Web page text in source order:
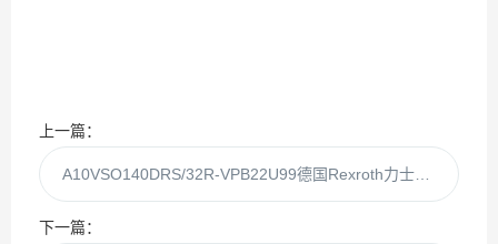
上一篇：
下一篇：